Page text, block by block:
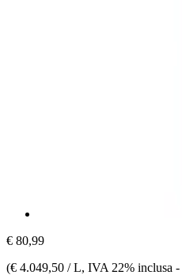
€ 80,99
(€ 4.049,50 / L, IVA 22% inclusa -